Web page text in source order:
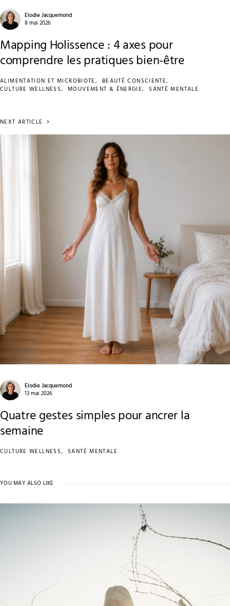
Elodie Jacquemond
8 mai 2026
Mapping Holissence : 4 axes pour
comprendre les pratiques bien-être
ALIMENTATION ET MICROBIOTE
BEAUTÉ CONSCIENTE
CULTURE WELLNESS
MOUVEMENT & ÉNERGIE SANTÉ MENTALE
NEXT ARTICLE
Elodie Jacquemond
13 mai 2026
Quatre gestes simples pour ancrer la
semaine
CULTURE WELLNESS SANTÉ MENTALE
YOU MAY ALSO LIKE